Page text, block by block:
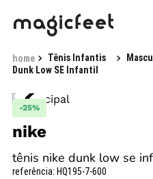
Tênis Infantis
Dunk Low SE Infantil
-25%
nike
tênis nike dunk low se
referência: HQ195-7-600